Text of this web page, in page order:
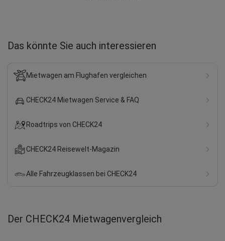
Das könnte Sie auch interessieren
Mietwagen am Flughafen vergleichen
CHECK24 Mietwagen Service & FAQ
Roadtrips von CHECK24
CHECK24 Reisewelt-Magazin
Alle Fahrzeugklassen bei CHECK24
Der CHECK24 Mietwagenvergleich